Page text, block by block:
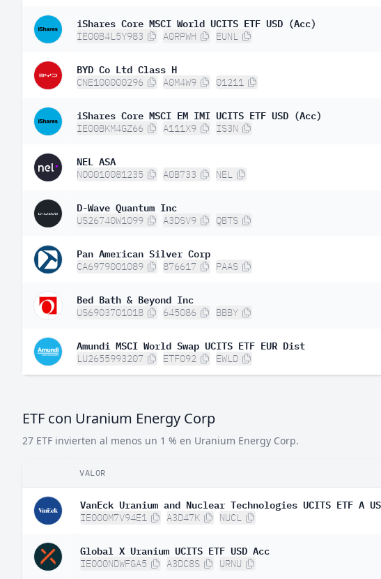
iShares Core MSCI World UCITS ETF USD (Acc)
IE00B4L5Y983 A0RPWH EUNL
BYD Co Ltd Class H
CNE100000296 A0M4W9 01211
iShares Core MSCI EM IMI UCITS ETF USD (Acc)
IE00BKM4GZ66 A111X9 IS3N
NEL ASA
NO0010081235 A0B733 NEL
D-Wave Quantum Inc
US26740W1099 A3DSV9 QBTS
Pan American Silver Corp
CA6979001089 876617 PAAS
Bed Bath & Beyond Inc
US6903701018 645086 BBBY
Amundi MSCI World Swap UCITS ETF EUR Dist
LU2655993207 ETF092 EWLD
ETF con Uranium Energy Corp
27 ETF invierten al menos un 1 % en Uranium Energy Corp.
VALOR
VanEck Uranium and Nuclear Technologies UCITS ETF A
IE000M7V94E1 A3D47K NUCL
Global X Uranium UCITS ETF USD Acc
IE000NDWFGA5 A3DC8S URNU